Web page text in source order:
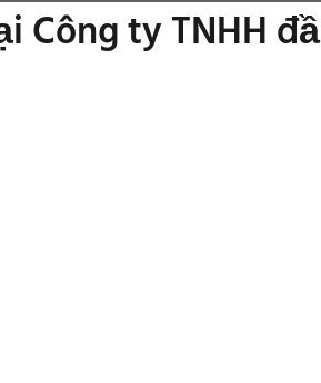
Công ty TNHH